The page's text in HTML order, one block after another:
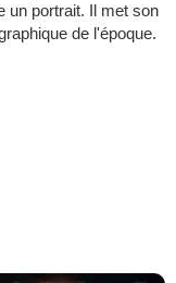
un portrait. Il met son
de l'époque.